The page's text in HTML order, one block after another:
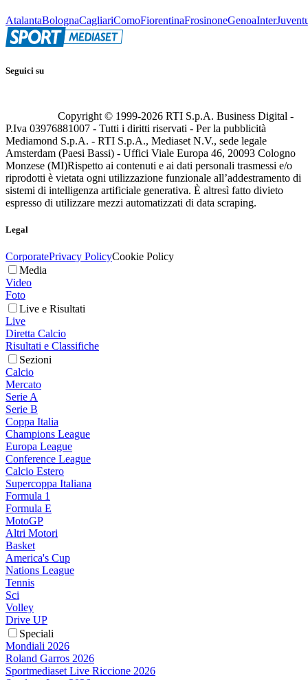
AtalantaBolognaCagliariComoFiorentinaFrosinoneGenoaInter
Seguici su
Copyright © 1999-2026 RTI S.p.A. Business Digital -
P.Iva 03976881007 - Tutti i diritti riservati - Per la pubblicità
Mediamond S.p.A. - RTI S.p.A., Mediaset N.V., sede legale
Amsterdam (Paesi Bassi) - Uffici Viale Europa 46, 20093 Cologno
Monzese (MI)Rispetto ai contenuti e ai dati personali trasmessi e/o
riprodotti è vietata ogni utilizzazione funzionale all’addestramento di
sistemi di intelligenza artificiale generativa. È altresì fatto divieto
espresso di utilizzare mezzi automatizzati di data scraping.
Legal
CorporatePrivacy PolicyCookie Policy
Media
Video
Foto
Live e Risultati
Live
Diretta Calcio
Risultati e Classifiche
Sezioni
Calcio
Mercato
Serie A
Serie B
Coppa Italia
Champions League
Europa League
Conference League
Calcio Estero
Supercoppa Italiana
Formula 1
Formula E
MotoGP
Altri Motori
Basket
America's Cup
Nations League
Tennis
Sci
Volley
Drive UP
Speciali
Mondiali 2026
Roland Garros 2026
Sportmediaset Live Riccione 2026